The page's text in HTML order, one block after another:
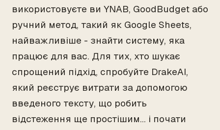
використовуєте ви YNAB, GoodBudget або
ручний метод, такий як Google Sheets,
найважливіше - знайти систему, яка
працює для вас. Для тих, хто шукає
спрощений підхід, спробуйте DrakeAI,
який реєструє витрати за допомогою
введеного тексту, що робить
відстеження ще простішим... і почати